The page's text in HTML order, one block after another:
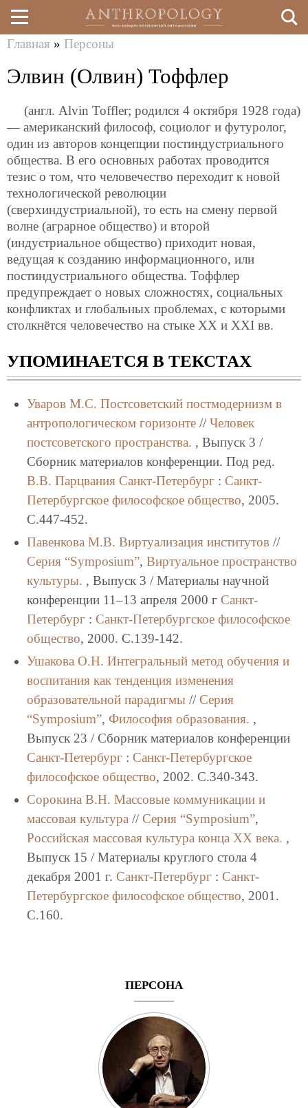
Перейти
к
содержанию
здесь
Главная » Персоны
Элвин (Олвин) Тоффлер
(англ. Alvin Toffler; родился 4 октября 1928 года)
— американский философ, социолог и футуролог,
один из авторов концепции постиндустриального
общества. В его основных работах проводится
тезис о том, что человечество переходит к новой
технологической революции
(сверхиндустриальной), то есть на смену первой
волне (аграрное общество) и второй
(индустриальное общество) приходит новая,
ведущая к созданию информационного, или
постиндустриального общества. Тоффлер
предупреждает о новых сложностях, социальных
конфликтах и глобальных проблемах, с которыми
столкнётся человечество на стыке XX и XXI вв.
УПОМИНАЕТСЯ В ТЕКСТАХ
Уваров М.С. Постсоветский постмодернизм в
антропологическом горизонте// Человек
постсоветского пространства. , Выпуск 3 /
Сборник материалов конференции. Под ред.
В.В. Парцвания Санкт-Петербург: Санкт-
Петербургское философское общество, 2005.
C.447-452.
Павенкова М.В. Виртуализация институтов//
Серия “Symposium”, Виртуальное пространство
культуры. , Выпуск 3 / Материалы научной
конференции 11–13 апреля 2000 г Санкт-
Петербург: Санкт-Петербургское философское
общество, 2000. C.139-142.
Ушакова О.Н. Интегральный метод обучения и
воспитания как тенденция изменения
образовательной парадигмы// Серия
“Symposium”, Философия образования. ,
Выпуск 23 / Сборник материалов конференции
Санкт-Петербург: Санкт-Петербургское
философское общество, 2002. C.340-343.
Сорокина В.Н. Массовые коммуникации и
массовая культура // Серия “Symposium”,
Российская массовая культура конца XX века. ,
Выпуск 15 / Материалы круглого стола 4
декабря 2001 г. Санкт-Петербург: Санкт-
Петербургское философское общество, 2001.
C.160.
ПЕРСОНА